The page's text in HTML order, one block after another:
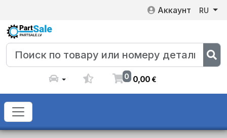
Аккаунт RU
0 0,00€